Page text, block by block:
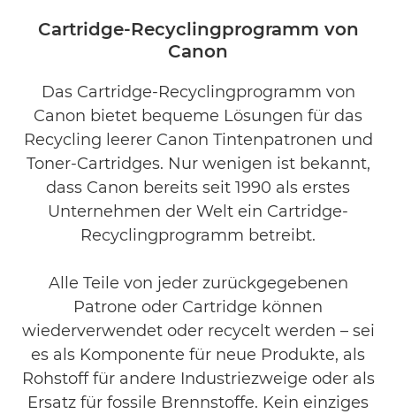
CARTRIDGES
Cartridge-Recyclingprogramm von
Canon
Das Cartridge-Recyclingprogramm von
Canon bietet bequeme Lösungen für das
Recycling leerer Canon Tintenpatronen und
Toner-Cartridges. Nur wenigen ist bekannt,
dass Canon bereits seit 1990 als erstes
Unternehmen der Welt ein Cartridge-
Recyclingprogramm betreibt.
Alle Teile von jeder zurückgegebenen
Patrone oder Cartridge können
wiederverwendet oder recycelt werden – sei
es als Komponente für neue Produkte, als
Rohstoff für andere Industriezweige oder als
Ersatz für fossile Brennstoffe. Kein einziges